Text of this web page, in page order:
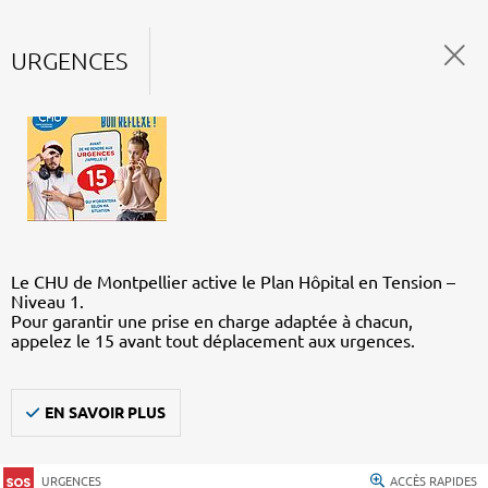
URGENCES
Le CHU de Montpellier active le Plan Hôpital en Tension –
Niveau 1.
Pour garantir une prise en charge adaptée à chacun,
appelez le 15 avant tout déplacement aux urgences.
EN SAVOIR PLUS
URGENCES ACCÈS RAPIDES